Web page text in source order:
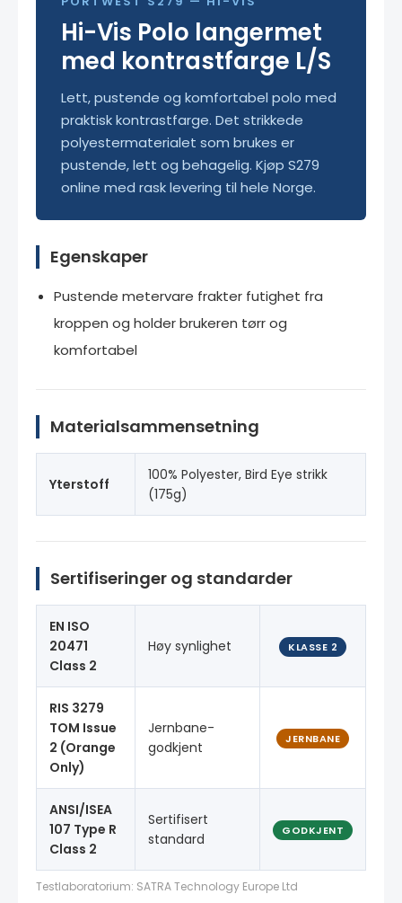
Hi-Vis Polo langermet
med kontrastfarge L/S
Lett, pustende og komfortabel polo med
praktisk kontrastfarge. Det strikkede
polyestermaterialet som brukes er
pustende, lett og behagelig. Kjøp S279
online med rask levering til hele Norge.
Egenskaper
Pustende metervare frakter futighet fra
kroppen og holder brukeren tørr og
komfortabel
Materialsammensetning
Yterstoff
100% Polyester, Bird Eye strikk
(175g)
Sertifiseringer og standarder
EN ISO
20471
Class 2
Høy synlighet KLASSE 2
RIS 3279
TOM Issue
2 (Orange
Only)
Jernbane-
godkjent
JERNBANE
ANSI/ISEA
107 Type R
Class 2
Sertifisert
standard
GODKJENT
Testlaboratorium: SATRA Technology Europe Ltd